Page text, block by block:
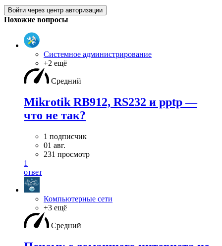
Войти через центр авторизации
Похожие вопросы
Системное администрирование
+2 ещё
Средний
Mikrotik RB912, RS232 и pptp —
что не так?
1 подписчик
01 авг.
231 просмотр
1
ответ
Компьютерные сети
+3 ещё
Средний